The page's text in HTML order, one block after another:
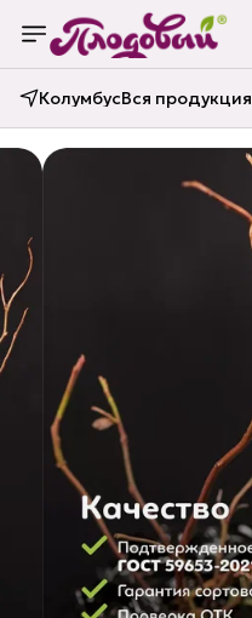
КолумбусВся продукция